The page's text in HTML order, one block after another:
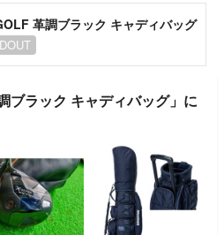
革調ブラック キャディバッグ
ブラック キャディバッグ」に